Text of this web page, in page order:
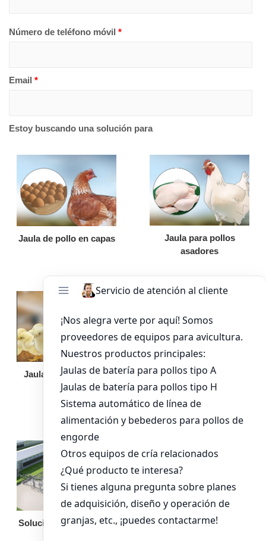
Número de teléfono móvil *
Email *
Estoy buscando una solución para
Jaula de pollo en capas
Jaula para pollos
asadores
Jaula de pollo pollita
Bandeja de
alimentación para
pollos de engorde
Solución llave en mano Otro equipo